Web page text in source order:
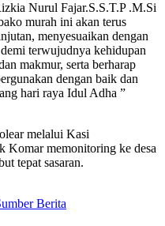
Nurul Fajar.S.S.T.P .M.Si
murah ini akan terus
menyesuaikan dengan
terwujudnya kehidupan
makmur, serta berharap
dengan baik dan
hari raya Idul Adha ”
melalui Kasi
Komar memonitoring ke desa
tepat sasaran.
Berita